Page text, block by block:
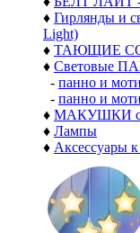
♦ Гирлянды и
Light)
♦ ТАЮЩИЕ
♦ Световые
- панно и
- панно и
♦ МАКУШКИ
♦ Лампы
♦ Аксессуары